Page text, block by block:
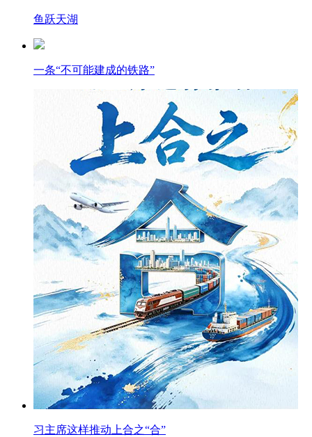
鱼跃天湖
一条“不可能建成的铁路”
习主席这样推动上合之“合”